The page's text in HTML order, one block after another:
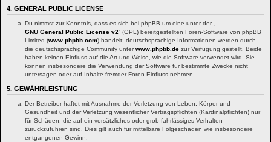
4. GENERAL PUBLIC LICENSE
Du nimmst zur Kenntnis, dass es sich bei phpBB um eine unter der „
GNU General Public License v2“ (GPL) bereitgestellten Foren-Software von phpBB
Limited (www.phpbb.com) handelt; deutschsprachige Informationen werden durch
die deutschsprachige Community unterwww.phpbb.de zur Verfügung gestellt. Beide
haben keinen Einfluss auf die Art und Weise, wie die Software verwendet wird. Sie
können insbesondere die Verwendung der Software für bestimmte Zwecke nicht
untersagen oder auf Inhalte fremder Foren Einfluss nehmen.
5. GEWÄHRLEISTUNG
Der Betreiber haftet mit Ausnahme der Verletzung von Leben, Körper und
Gesundheit und der Verletzung wesentlicher Vertragspflichten (Kardinalpflichten) nur
für Schäden, die auf ein vorsätzliches oder grob fahrlässiges Verhalten
zurückzuführen sind. Dies gilt auch für mittelbare Folgeschäden wie insbesondere
entgangenen Gewinn.